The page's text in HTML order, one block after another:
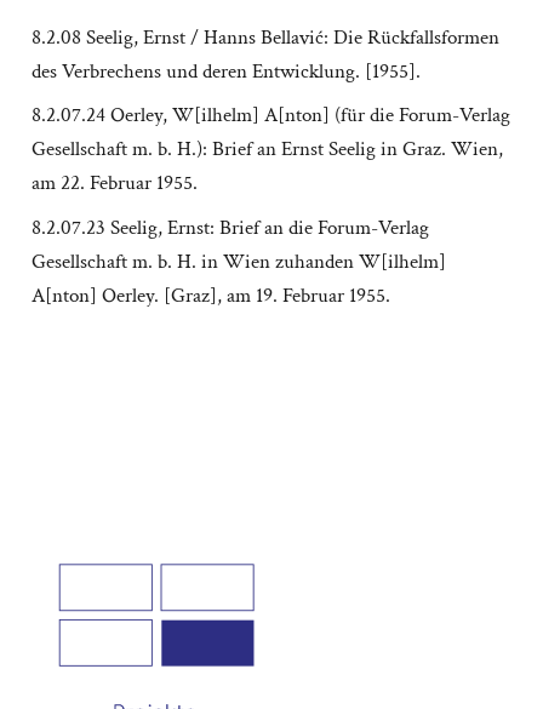
8.2.08 Seelig, Ernst / Hanns Bellavić: Die Rückfallsformen
des Verbrechens und deren Entwicklung. [1955].
8.2.07.24 Oerley, W[ilhelm] A[nton] (für die Forum-Verlag
Gesellschaft m. b. H.): Brief an Ernst Seelig in Graz. Wien,
am 22. Februar 1955.
8.2.07.23 Seelig, Ernst: Brief an die Forum-Verlag
Gesellschaft m. b. H. in Wien zuhanden W[ilhelm]
A[nton] Oerley. [Graz], am 19. Februar 1955.